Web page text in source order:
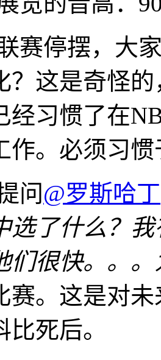
赛停摆，大
？这是奇怪
经习惯了在
作。必须习
问@罗斯哈丁
选了什么？
们很快。。
赛。这是对
比死后。